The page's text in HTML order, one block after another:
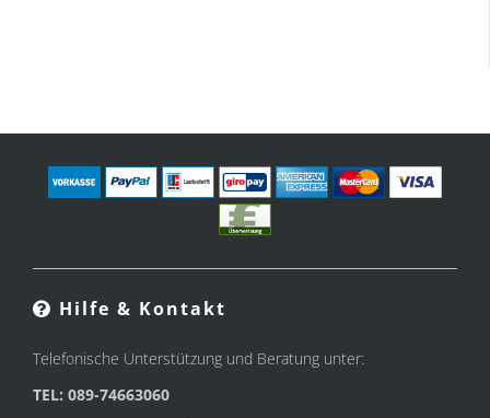
Hilfe & Kontakt
Telefonische Unterstützung und Beratung unter:
TEL: 089-74663060